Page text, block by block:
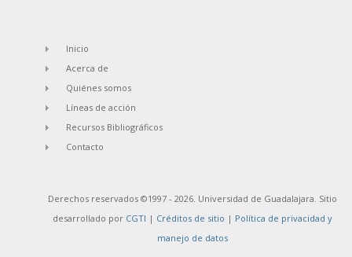
Inicio
Acerca de
Quiénes somos
Líneas de acción
Recursos Bibliográficos
Contacto
Derechos reservados ©1997 - 2026. Universidad de Guadalajara. Sitio
desarrollado por CGTI | Créditos de sitio | Política de privacidad y
manejo de datos